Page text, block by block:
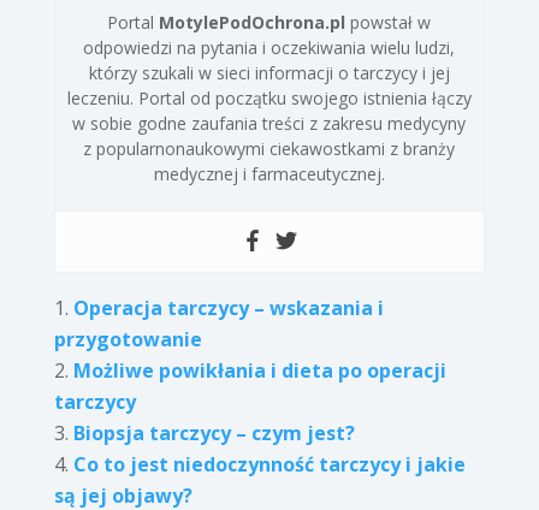
Portal MotylePodOchrona.pl powstał w
odpowiedzi na pytania i oczekiwania wielu ludzi,
którzy szukali w sieci informacji o tarczycy i jej
leczeniu. Portal od początku swojego istnienia łączy
w sobie godne zaufania treści z zakresu medycyny
z popularnonaukowymi ciekawostkami z branży
medycznej i farmaceutycznej.
Operacja tarczycy – wskazania i
przygotowanie
Możliwe powikłania i dieta po operacji
tarczycy
Biopsja tarczycy – czym jest?
Co to jest niedoczynność tarczycy i jakie
są jej objawy?